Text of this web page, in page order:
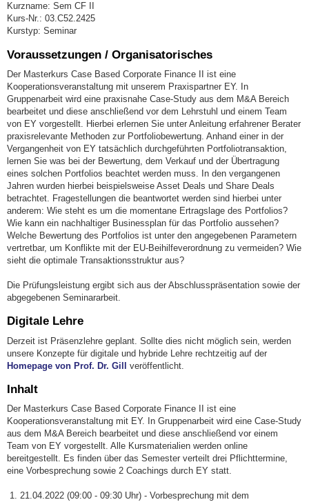
Kurzname: Sem CF II
Kurs-Nr.: 03.C52.2425
Kurstyp: Seminar
Voraussetzungen / Organisatorisches
Der Masterkurs Case Based Corporate Finance II ist eine
Kooperationsveranstaltung mit unserem Praxispartner EY. In
Gruppenarbeit wird eine praxisnahe Case-Study aus dem M&A Bereich
bearbeitet und diese anschließend vor dem Lehrstuhl und einem Team
von EY vorgestellt. Hierbei erlernen Sie unter Anleitung erfahrener Berater
praxisrelevante Methoden zur Portfoliobewertung. Anhand einer in der
Vergangenheit von EY tatsächlich durchgeführten Portfoliotransaktion,
lernen Sie was bei der Bewertung, dem Verkauf und der Übertragung
eines solchen Portfolios beachtet werden muss. In den vergangenen
Jahren wurden hierbei beispielsweise Asset Deals und Share Deals
betrachtet. Fragestellungen die beantwortet werden sind hierbei unter
anderem: Wie steht es um die momentane Ertragslage des Portfolios?
Wie kann ein nachhaltiger Businessplan für das Portfolio aussehen?
Welche Bewertung des Portfolios ist unter den angegebenen Parametern
vertretbar, um Konflikte mit der EU-Beihilfeverordnung zu vermeiden? Wie
sieht die optimale Transaktionsstruktur aus?
Die Prüfungsleistung ergibt sich aus der Abschlusspräsentation sowie der
abgegebenen Seminararbeit.
Digitale Lehre
Derzeit ist Präsenzlehre geplant. Sollte dies nicht möglich sein, werden
unsere Konzepte für digitale und hybride Lehre rechtzeitig auf der
Homepage von Prof. Dr. Gill veröffentlicht.
Inhalt
Der Masterkurs Case Based Corporate Finance II ist eine
Kooperationsveranstaltung mit EY. In Gruppenarbeit wird eine Case-Study
aus dem M&A Bereich bearbeitet und diese anschließend vor einem
Team von EY vorgestellt. Alle Kursmaterialien werden online
bereitgestellt. Es finden über das Semester verteilt drei Pflichttermine,
eine Vorbesprechung sowie 2 Coachings durch EY statt.
21.04.2022 (09:00 - 09:30 Uhr) - Vorbesprechung mit dem